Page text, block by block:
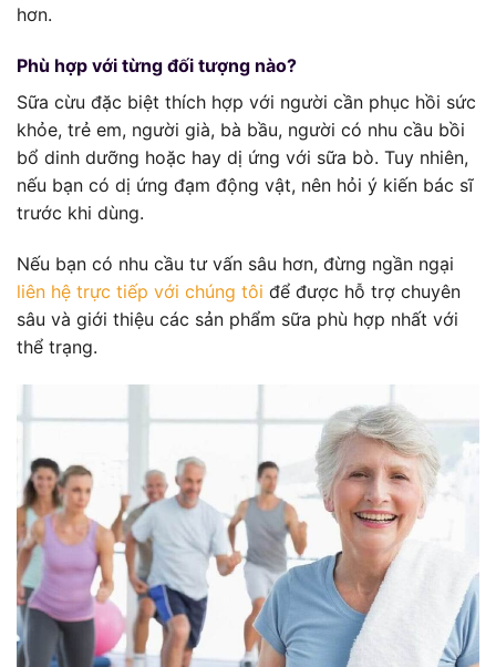
hơn.
Phù hợp với từng đối tượng nào?
Sữa cừu đặc biệt thích hợp với người cần phục hồi sức
khỏe, trẻ em, người già, bà bầu, người có nhu cầu bồi
bổ dinh dưỡng hoặc hay dị ứng với sữa bò. Tuy nhiên,
nếu bạn có dị ứng đạm động vật, nên hỏi ý kiến bác sĩ
trước khi dùng.
Nếu bạn có nhu cầu tư vấn sâu hơn, đừng ngần ngại
liên hệ trực tiếp với chúng tôi để được hỗ trợ chuyên
sâu và giới thiệu các sản phẩm sữa phù hợp nhất với
thể trạng.